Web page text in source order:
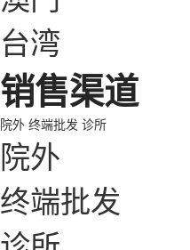
台湾
销售渠道
院外 终端批发 诊所
院外
终端批发